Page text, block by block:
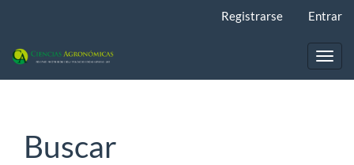
principal
Registrarse Entrar
Buscar